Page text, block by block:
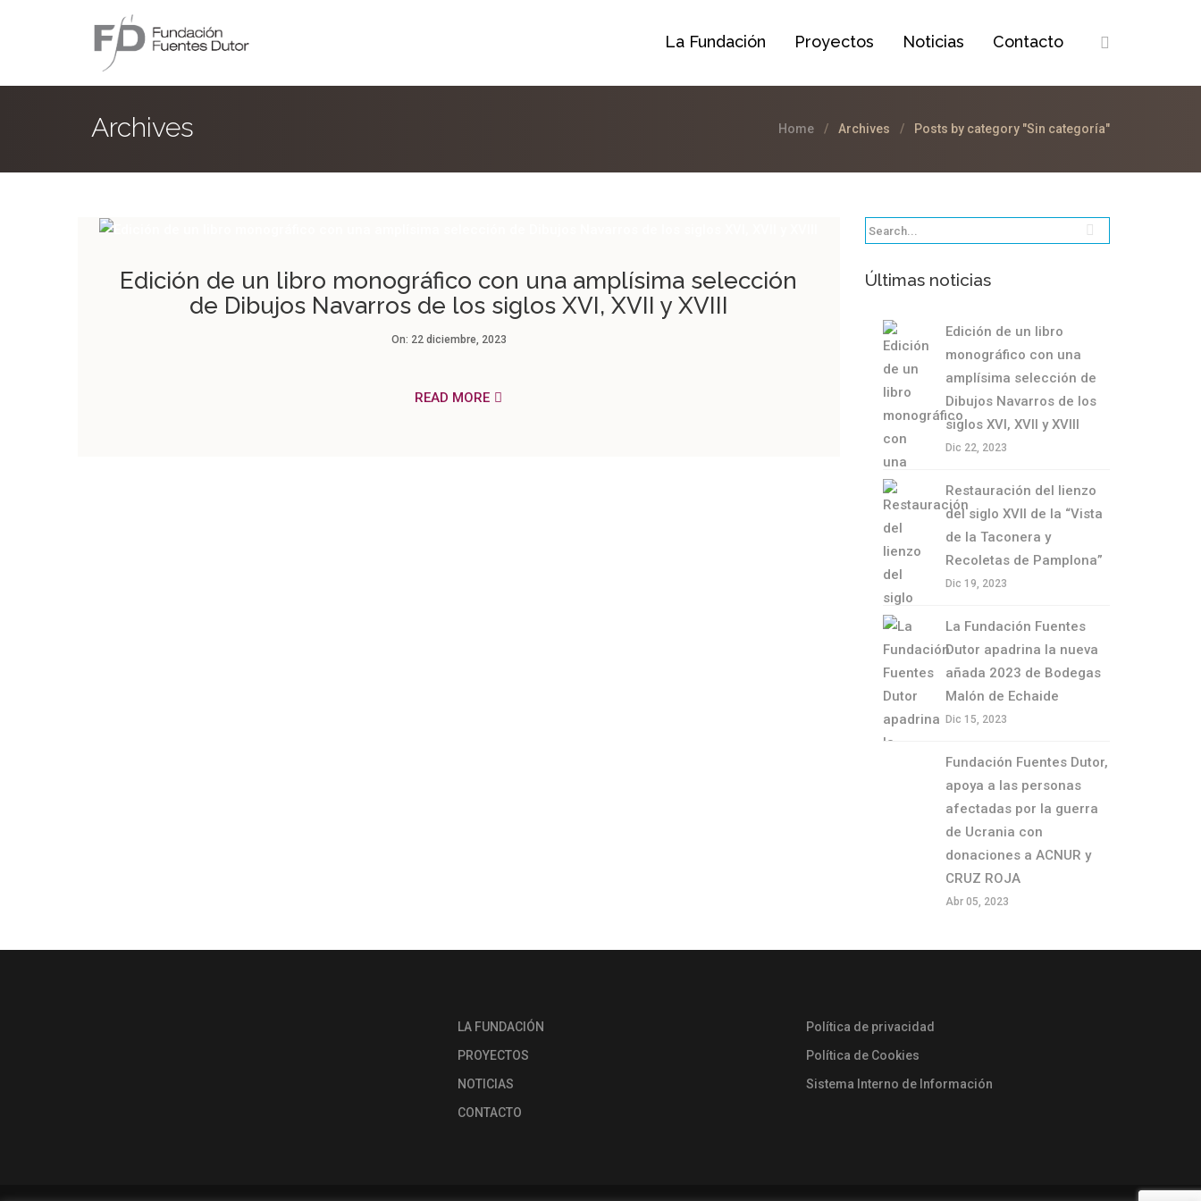
La Fundación Proyectos Noticias Contacto
Archives Home Archives Posts by category "Sin categoría"
Edición de un libro monográfico con una amplísima selección
de Dibujos Navarros de los siglos XVI, XVII y XVIII
On: 22 diciembre, 2023
READ MORE
Últimas noticias
Edición de un libro
monográfico con una
amplísima selección de
Dibujos Navarros de los
siglos XVI, XVII y XVIII
Dic 22, 2023
Restauración del lienzo
del siglo XVII de la “Vista
de la Taconera y
Recoletas de Pamplona”
Dic 19, 2023
La Fundación Fuentes
Dutor apadrina la nueva
añada 2023 de Bodegas
Malón de Echaide
Dic 15, 2023
Fundación Fuentes Dutor,
apoya a las personas
afectadas por la guerra
de Ucrania con
donaciones a ACNUR y
CRUZ ROJA
Abr 05, 2023
LA FUNDACIÓN
PROYECTOS
NOTICIAS
CONTACTO
Política de privacidad
Política de Cookies
Sistema Interno de Información